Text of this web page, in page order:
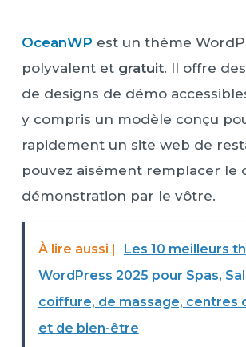
OceanWP est un thème
polyvalent et gratuit. Il offre
de designs de démo
y compris un modèle conçu
rapidement un site web de
pouvez aisément remplacer le
démonstration par le vôtre.
À lire aussi |
Les 10 meilleurs
WordPress 2025 pour Spas,
coiffure, de massage, centres
et de bien-être